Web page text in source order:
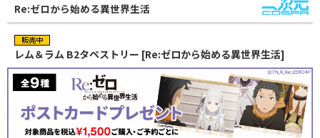
Re:ゼロから始める異世界生活
レム＆ラム B2タペストリー [Re:ゼロから始める異世界生活]